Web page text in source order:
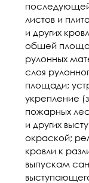
листов и
и других
обшей
рулонных
слоя
площади;
укрепление
пожарных
и других
окраской;
кровли к
выпускам